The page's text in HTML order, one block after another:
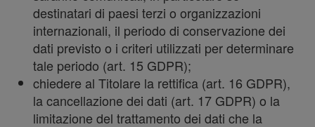
destinatari di paesi terzi o organizzazioni
internazionali, il periodo di conservazione dei
dati previsto o i criteri utilizzati per determinare
tale periodo (art. 15 GDPR);
chiedere al Titolare la rettifica (art. 16 GDPR),
la cancellazione dei dati (art. 17 GDPR) o la
limitazione del trattamento dei dati che la
inoltre